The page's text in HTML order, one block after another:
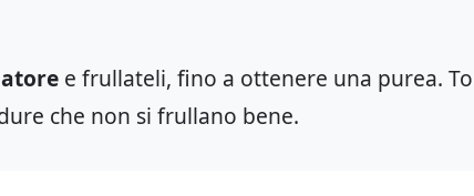
e frullateli, fino a ottenere una purea.
che non si frullano bene.